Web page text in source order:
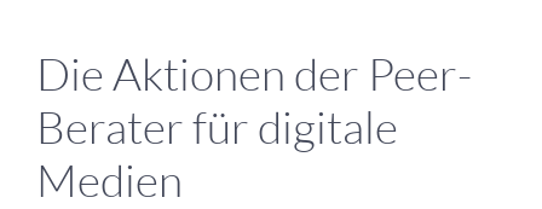
Die Aktionen der Peer-
Berater für digitale
Medien